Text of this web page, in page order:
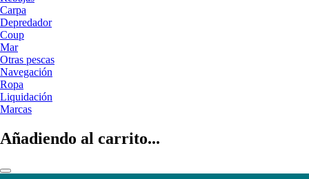
Carpa
Depredador
Coup
Mar
Otras pescas
Navegación
Ropa
Liquidación
Marcas
Añadiendo al carrito...